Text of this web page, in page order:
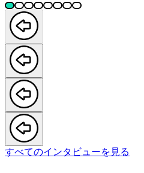
すべてのインタビューを見る